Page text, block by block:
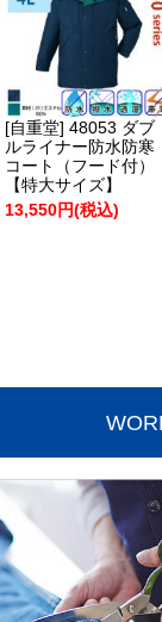
[自重堂] 48053 ダブ
ルライナー防水防寒
コート（フード付）
【特大サイズ】
13,550円(税込)